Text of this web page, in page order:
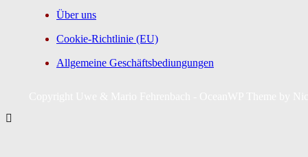
Über uns
Cookie-Richtlinie (EU)
Allgemeine Geschäftsbediungungen